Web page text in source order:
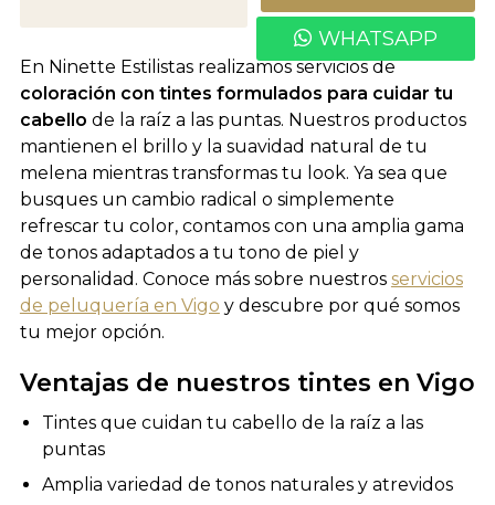
WHATSAPP
En Ninette Estilistas realizamos servicios de
coloración con tintes formulados para cuidar tu
cabello de la raíz a las puntas. Nuestros productos
mantienen el brillo y la suavidad natural de tu
melena mientras transformas tu look. Ya sea que
busques un cambio radical o simplemente
refrescar tu color, contamos con una amplia gama
de tonos adaptados a tu tono de piel y
personalidad. Conoce más sobre nuestros servicios
de peluquería en Vigo y descubre por qué somos
tu mejor opción.
Ventajas de nuestros tintes en Vigo
Tintes que cuidan tu cabello de la raíz a las
puntas
Amplia variedad de tonos naturales y atrevidos